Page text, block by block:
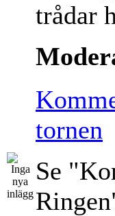
trådar
tornen
Se